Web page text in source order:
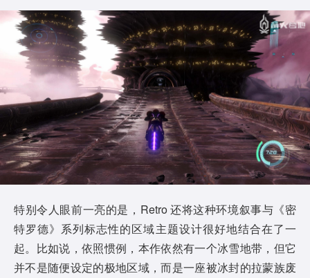
特别令人眼前一亮的是，Retro 还将这种环境叙事与《密
特罗德》系列标志性的区域主题设计很好地结合在了一
起。比如说，依照惯例，本作依然有一个冰雪地带，但它
并不是随便设定的极地区域，而是一座被冰封的拉蒙族废